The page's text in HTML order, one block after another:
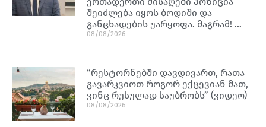
შეიძლება იყოს ბოდიში და
განცხადების უარყოფა. მაგრამ! …
08/08/2026
“რესტორნებში დავდივართ, რათა
გავარკვიოთ როგორ ექცევიან მათ,
ვინც რუსულად საუბრობს” (ვიდეო)
08/08/2026